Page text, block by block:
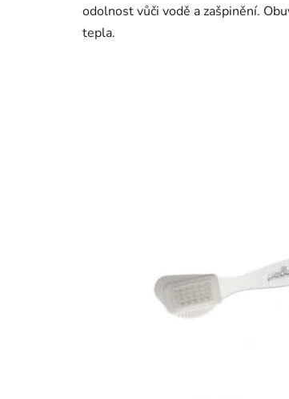
odolnost vůči vodě a zašpinění.
tepla.